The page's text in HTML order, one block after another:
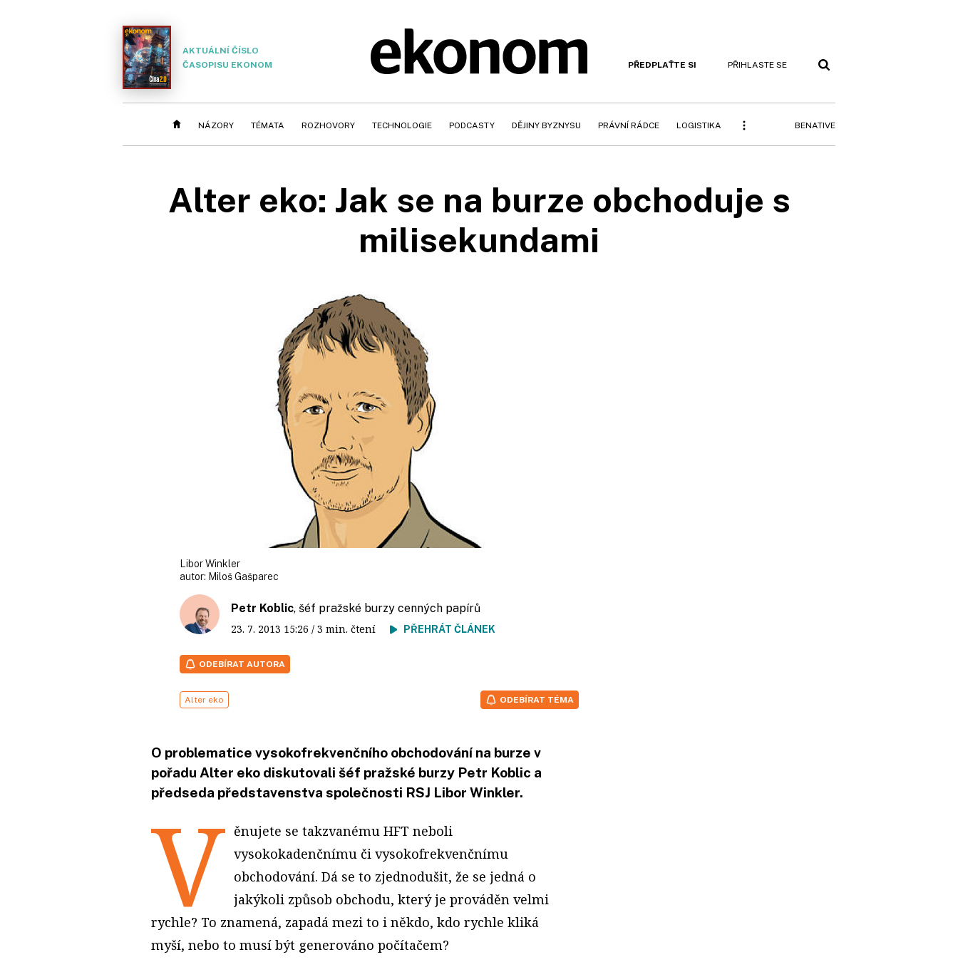
AKTUÁLNÍ ČÍSLO
ČASOPISU EKONOM
PŘEDPLAŤTE SI PŘIHLASTE SE
NÁZORY TÉMATA ROZHOVORY TECHNOLOGIE PODCASTY DĚJINY BYZNYSU PRÁVNÍ RÁDCE LOGISTIKA BENATIVE
Alter eko: Jak se na burze obchoduje s
milisekundami
Libor Winkler
autor: Miloš Gašparec
Petr Koblic, šéf pražské burzy cenných papírů
23. 7. 2013 15:26 / 3 min. čtení PŘEHRÁT ČLÁNEK
ODEBÍRAT AUTORA
Alter eko ODEBÍRAT TÉMA
O problematice vysokofrekvenčního obchodování na burze v
pořadu Alter eko diskutovali šéf pražské burzy Petr Koblic a
předseda představenstva společnosti RSJ Libor Winkler.
V ěnujete se takzvanému HFT neboli
vysokokadenčnímu či vysokofrekvenčnímu
obchodování. Dá se to zjednodušit, že se jedná o
jakýkoli způsob obchodu, který je prováděn velmi
rychle? To znamená, zapadá mezi to i někdo, kdo rychle kliká
myší, nebo to musí být generováno počítačem?